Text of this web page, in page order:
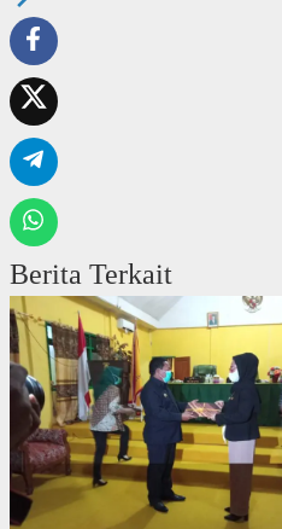
Berita Terkait